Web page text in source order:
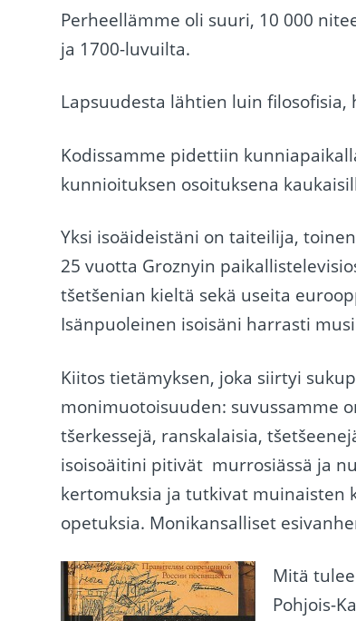
Perheellämme oli suuri, 10 000
ja 1700-luvuilta.
Lapsuudesta lähtien luin
Kodissamme pidettiin
kunnioituksen osoituksena
Yksi isoäideistäni on taiteilija,
25 vuotta Groznyin
tšetšenian kieltä sekä useita
Isänpuoleinen isoisäni harrasti
Kiitos tietämyksen, joka siirtyi
monimuotoisuuden: suvussamme
tšerkessejä, ranskalaisia,
isoisoäitini pitivät murrosiässä ja
kertomuksia ja tutkivat muinaisten
opetuksia. Monikansalliset
Mitä
Pohjois-